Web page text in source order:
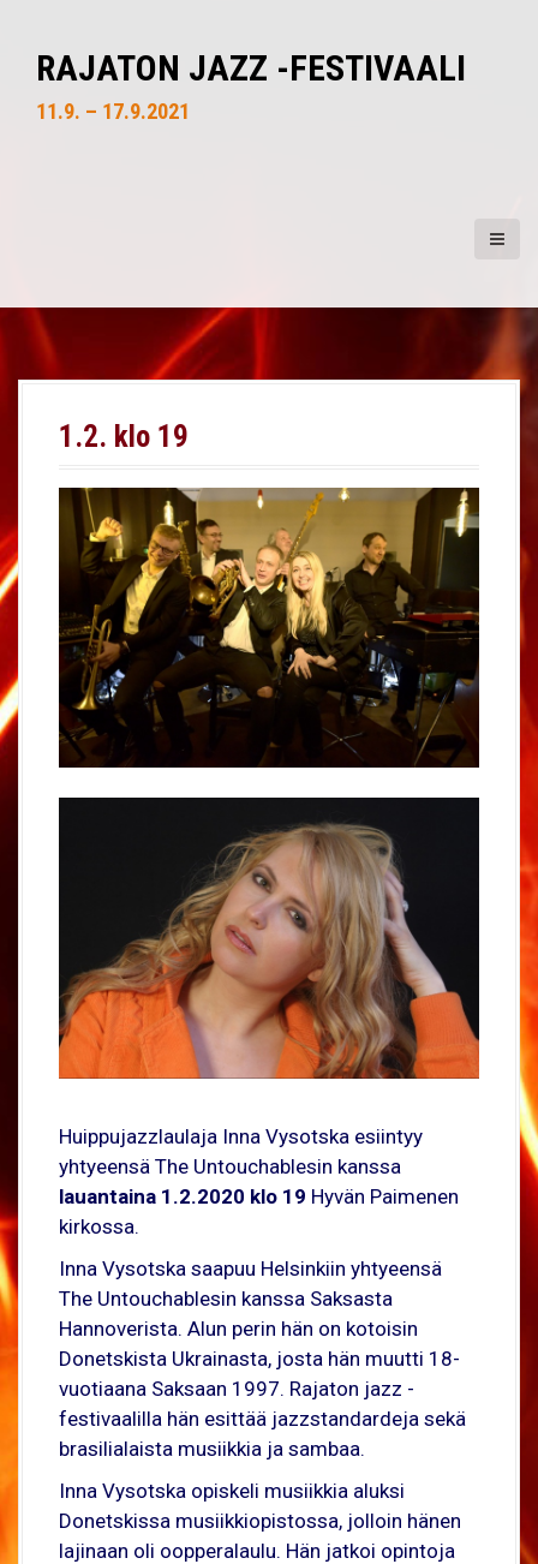
e
RAJATON JAZZ -FESTIVAALI
11.9. – 17.9.2021
1.2. klo 19
Huippujazzlaulaja Inna Vysotska esiintyy
yhtyeensä The Untouchablesin kanssa
lauantaina 1.2.2020 klo 19 Hyvän Paimenen
kirkossa.
Inna Vysotska saapuu Helsinkiin yhtyeensä
The Untouchablesin kanssa Saksasta
Hannoverista. Alun perin hän on kotoisin
Donetskista Ukrainasta, josta hän muutti 18-
vuotiaana Saksaan 1997. Rajaton jazz -
festivaalilla hän esittää jazzstandardeja sekä
brasilialaista musiikkia ja sambaa.
Inna Vysotska opiskeli musiikkia aluksi
Donetskissa musiikkiopistossa, jolloin hänen
lajinaan oli oopperalaulu. Hän jatkoi opintoja